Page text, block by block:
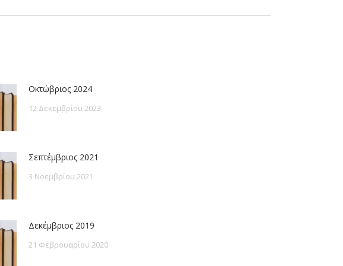
Οκτώβριος 2024
12 Δεκεμβρίου 2023
Σεπτέμβριος 2021
3 Νοεμβρίου 2021
Δεκέμβριος 2019
21 Φεβρουαρίου 2020